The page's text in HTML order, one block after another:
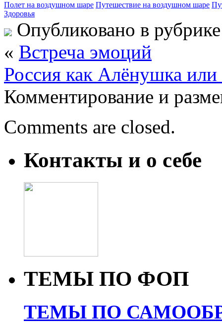
Полет на воздушном шаре Путешествие на воздушном шаре
Здоровья
Опубликовано в
« Встреча эмоций
Россия как Алёнушка
Комментирование и
Comments are closed.
Контакты и о себе
ТЕМЫ ПО ФОП
ТЕМЫ ПО